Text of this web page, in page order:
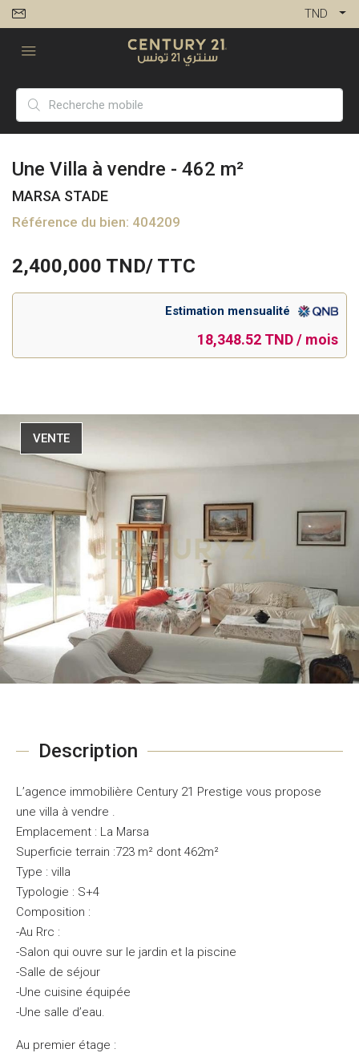
TND
Une Villa à vendre - 462 m²
MARSA STADE
Référence du bien: 404209
2,400,000 TND/ TTC
Estimation mensualité
18,348.52 TND / mois
VENTE
Description
L’agence immobilière Century 21 Prestige vous propose
une villa à vendre .
Emplacement : La Marsa
Superficie terrain :723 m² dont 462m²
Type : villa
Typologie : S+4
Composition :
-Au Rrc :
-Salon qui ouvre sur le jardin et la piscine
-Salle de séjour
-Une cuisine équipée
-Une salle d’eau.
Au premier étage :